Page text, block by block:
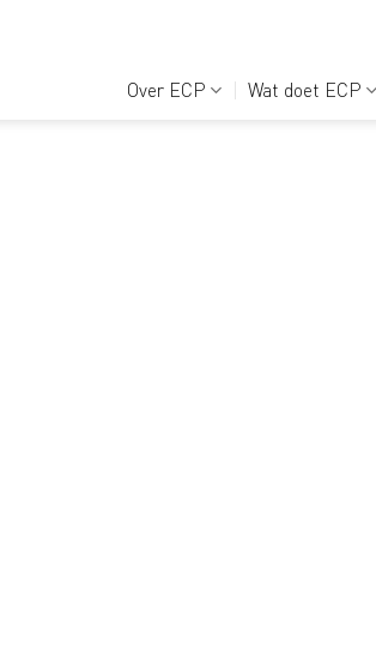
Over ECP Wat doet ECP